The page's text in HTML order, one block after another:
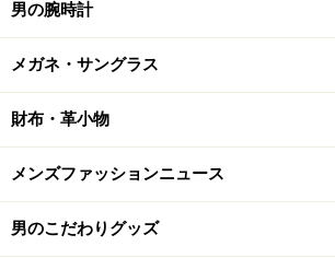
男の腕時計
メガネ・サングラス
財布・革小物
メンズファッションニュース
男のこだわりグッズ